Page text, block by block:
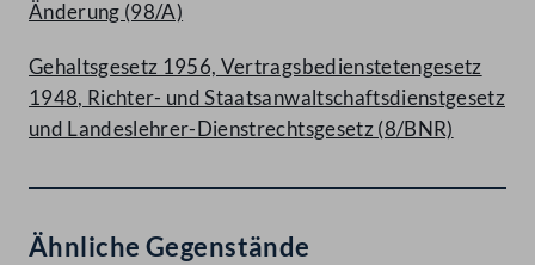
Änderung (98/A)
Gehaltsgesetz 1956, Vertragsbedienstetengesetz
1948, Richter- und Staatsanwaltschaftsdienstgesetz
und Landeslehrer-Dienstrechtsgesetz (8/BNR)
Ähnliche Gegenstände